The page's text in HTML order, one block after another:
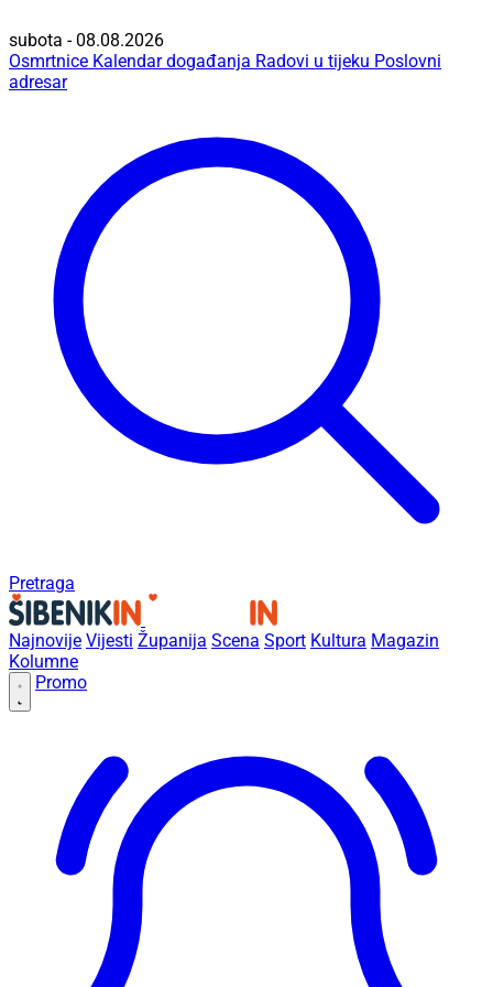
subota - 08.08.2026
Osmrtnice Kalendar događanja Radovi u tijeku Poslovni
adresar
Pretraga
Najnovije Vijesti Županija Scena Sport Kultura Magazin
Kolumne
Promo